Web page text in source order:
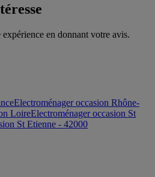
en donnant votre avis.
Electroménager occasion Rhône-
LoireElectroménager occasion St
St Etienne - 42000